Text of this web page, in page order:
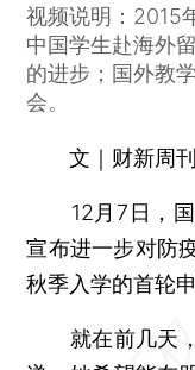
视频说明：2015
中国学生赴海外
的进步；国外教
会。
文｜财新周
12月7日，国
宣布进一步对防
秋季入学的首轮
就在前几天，